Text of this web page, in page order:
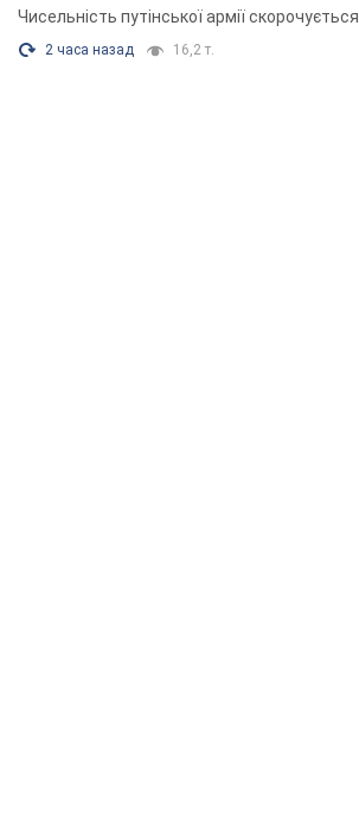
Чисельність путінської армії скорочується
2 часа назад 16,2 т.